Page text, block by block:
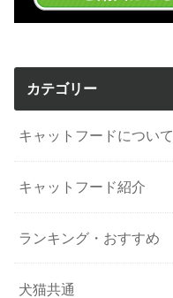
カテゴリー
キャットフードについて
キャットフード紹介
ランキング・おすすめ
犬猫共通